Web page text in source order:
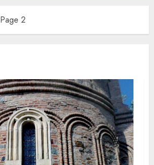
Page 2